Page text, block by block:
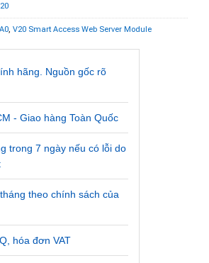
, V20 Smart Access Web Server Module
hãng. Nguồn gốc rõ
- Giao hàng Toàn Quốc
trong 7 ngày nếu có lỗi do
theo chính sách của
hóa đơn VAT